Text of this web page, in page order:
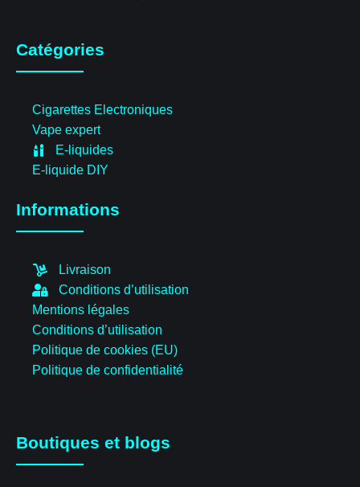
Catégories
Cigarettes Electroniques
Vape expert
E-liquides
E-liquide DIY
Informations
Livraison
Conditions d’utilisation
Mentions légales
Conditions d’utilisation
Politique de cookies (EU)
Politique de confidentialité
Boutiques et blogs